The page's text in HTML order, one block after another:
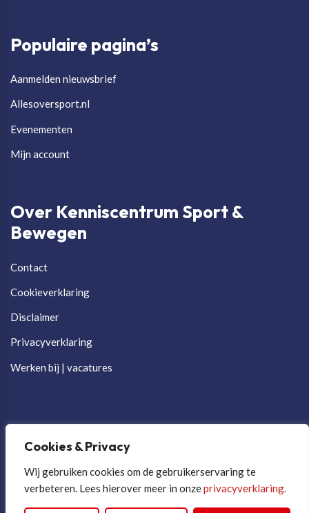
Cookies & Privacy
Wij gebruiken cookies om de gebruikerservaring te
verbeteren. Lees hierover meer in onzeprivacyverklaring.
Populaire pagina’s
Aanmelden nieuwsbrief
Allesoversport.nl
Evenementen
Mijn account
Over Kenniscentrum Sport &
Bewegen
Contact
Cookieverklaring
Disclaimer
Privacyverklaring
Werken bij | vacatures
Cookievoorkeuren aanpassen